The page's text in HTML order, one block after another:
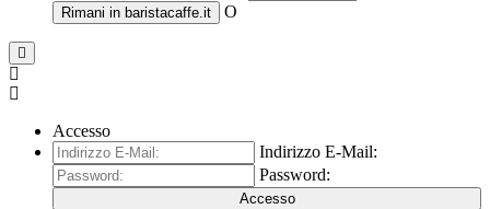
Rimani in baristacaffe.it O
Accesso
Indirizzo E-Mail:
Password:
Accesso